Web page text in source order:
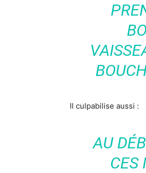
Il culpabilise aussi :
AU
CES